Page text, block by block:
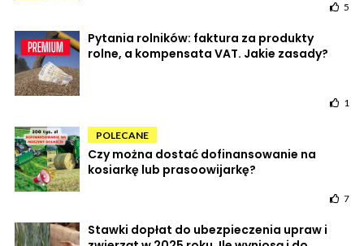
5
Pytania rolników: faktura za produkty
rolne, a kompensata VAT. Jakie zasady?
1
POLECANE
Czy można dostać dofinansowanie na
kosiarkę lub prasoowijarkę?
7
Stawki dopłat do ubezpieczenia upraw i